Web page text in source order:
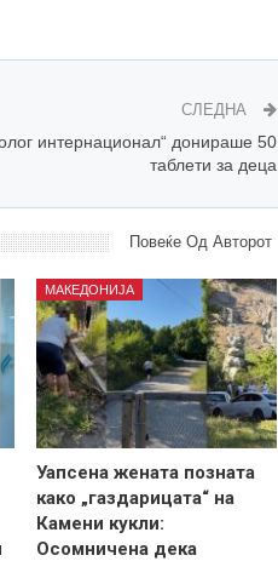
СЛЕДНА
интернационал“ донираше 50
таблети за деца
Повеќе Од Авторот
МАКЕДОНИЈА
Уапсена жената позната
како „газдарицата“ на
Камени кукли:
Осомничена дека